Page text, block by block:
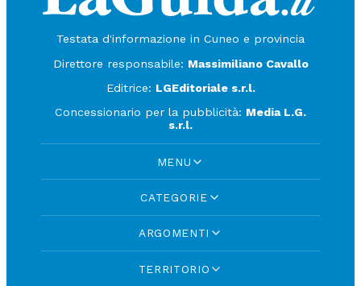
Testata d'informazione in Cuneo e provincia
Direttore responsabile: Massimiliano Cavallo
Editrice: LGEditoriale s.r.l.
Concessionario per la pubblicità: Media L.G.
s.r.l.
MENU
CATEGORIE
ARGOMENTI
TERRITORIO